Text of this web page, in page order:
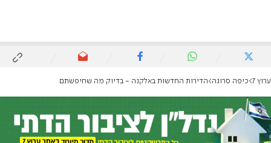
ערוץ 7 כיפה סרוגה הדירות החדשות באלקנה - בדיוק מה שחיפשתם